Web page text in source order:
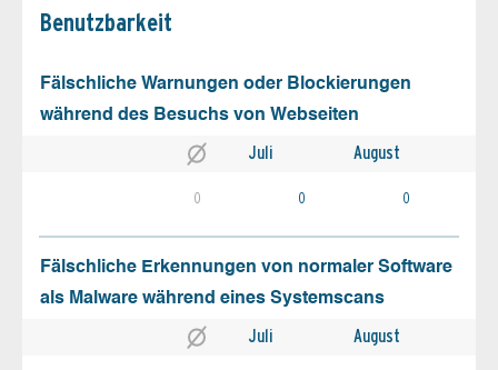
Benutz­barkeit
Fälschliche Warnungen oder Blockierungen
während des Besuchs von Webseiten
Juli August
0 0 0
Fälschliche Erkennungen von normaler Software
als Malware während eines Systemscans
Juli August